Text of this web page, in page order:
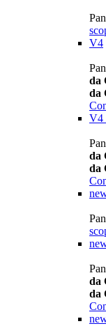
V4
da
da
V4
da
da
da
da